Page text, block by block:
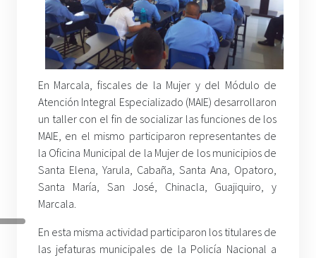
En Marcala, fiscales de la Mujer y del Módulo de
Atención Integral Especializado (MAIE) desarrollaron
un taller con el fin de socializar las funciones de los
MAIE, en el mismo participaron representantes de
la Oficina Municipal de la Mujer de los municipios de
Santa Elena, Yarula, Cabaña, Santa Ana, Opatoro,
Santa María, San José, Chinacla, Guajiquiro, y
Marcala.
En esta misma actividad participaron los titulares de
las jefaturas municipales de la Policía Nacional a